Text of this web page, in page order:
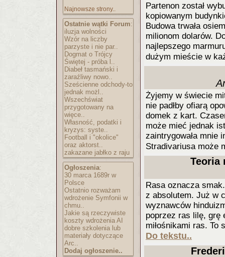
Najnowsze strony..
Ostatnie wątki Forum:
iluzja wolności
Wzór na liczby
parzyste i nie par..
Dogmat o Trójcy
Świętej - próba l..
Diabeł tasmański i
zaraźliwy nowo..
Sześcienne odchody-to
jednak możl..
Wszechświat
przygotowany na
więce..
Własność, podatki i
kryzys: syste..
Football i "okolice"
oraz aktorst..
zakazane jabłko z raju
Ogłoszenia:
30 marca 1689r w
Polsce
Ostatnio rozważam
wdrożenie Symfonii w
chmu..
Jakie są rzeczywiste
koszty wdrożenia AI
dobre szkolenia lub
materiały dotyczące
Arc..
Dodaj ogłoszenie..
Partenon został
kopiowanym
Budowa trwała
milionom dolarów.
najlepszego
dużym mieście w
Żyjemy w świecie
nie padłby ofiarą
domek z kart.
może mieć jednak
zaintrygowała mnie
Stradivariusa może
Teoria
Rasa oznacza
z absolutem. Już w
wyznawców
poprzez ras lilę, grę
miłośnikami ras. To
Do tekstu..